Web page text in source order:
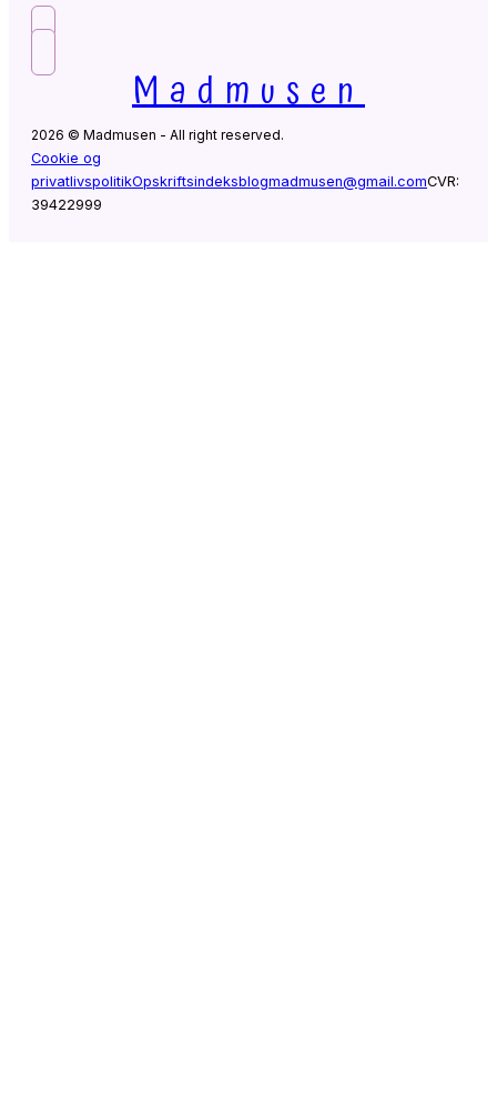
Madmusen
2026 © Madmusen - All right reserved.
Cookie og
privatlivspolitikOpskriftsindeksblogmadmusen@gmail.comCVR:
39422999